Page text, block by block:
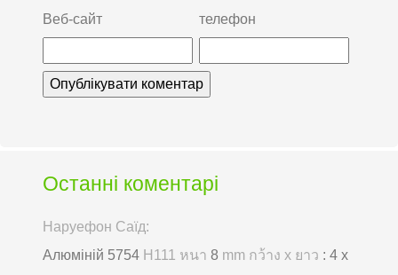
Веб-сайт телефон
Останні коментарі
Наруефон Саїд:
Алюміній 5754 H111 หนา 8 mm กว้าง x ยาว : 4 х